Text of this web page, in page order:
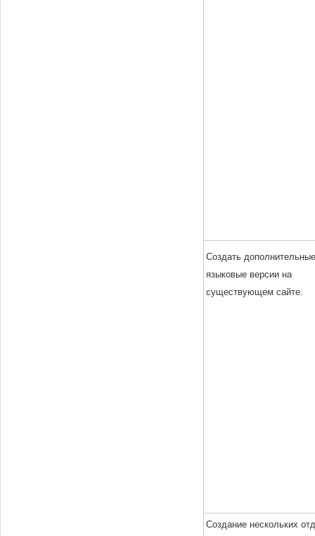
Создать дополнительные
языковые версии на
существующем сайте.
Создание нескольких